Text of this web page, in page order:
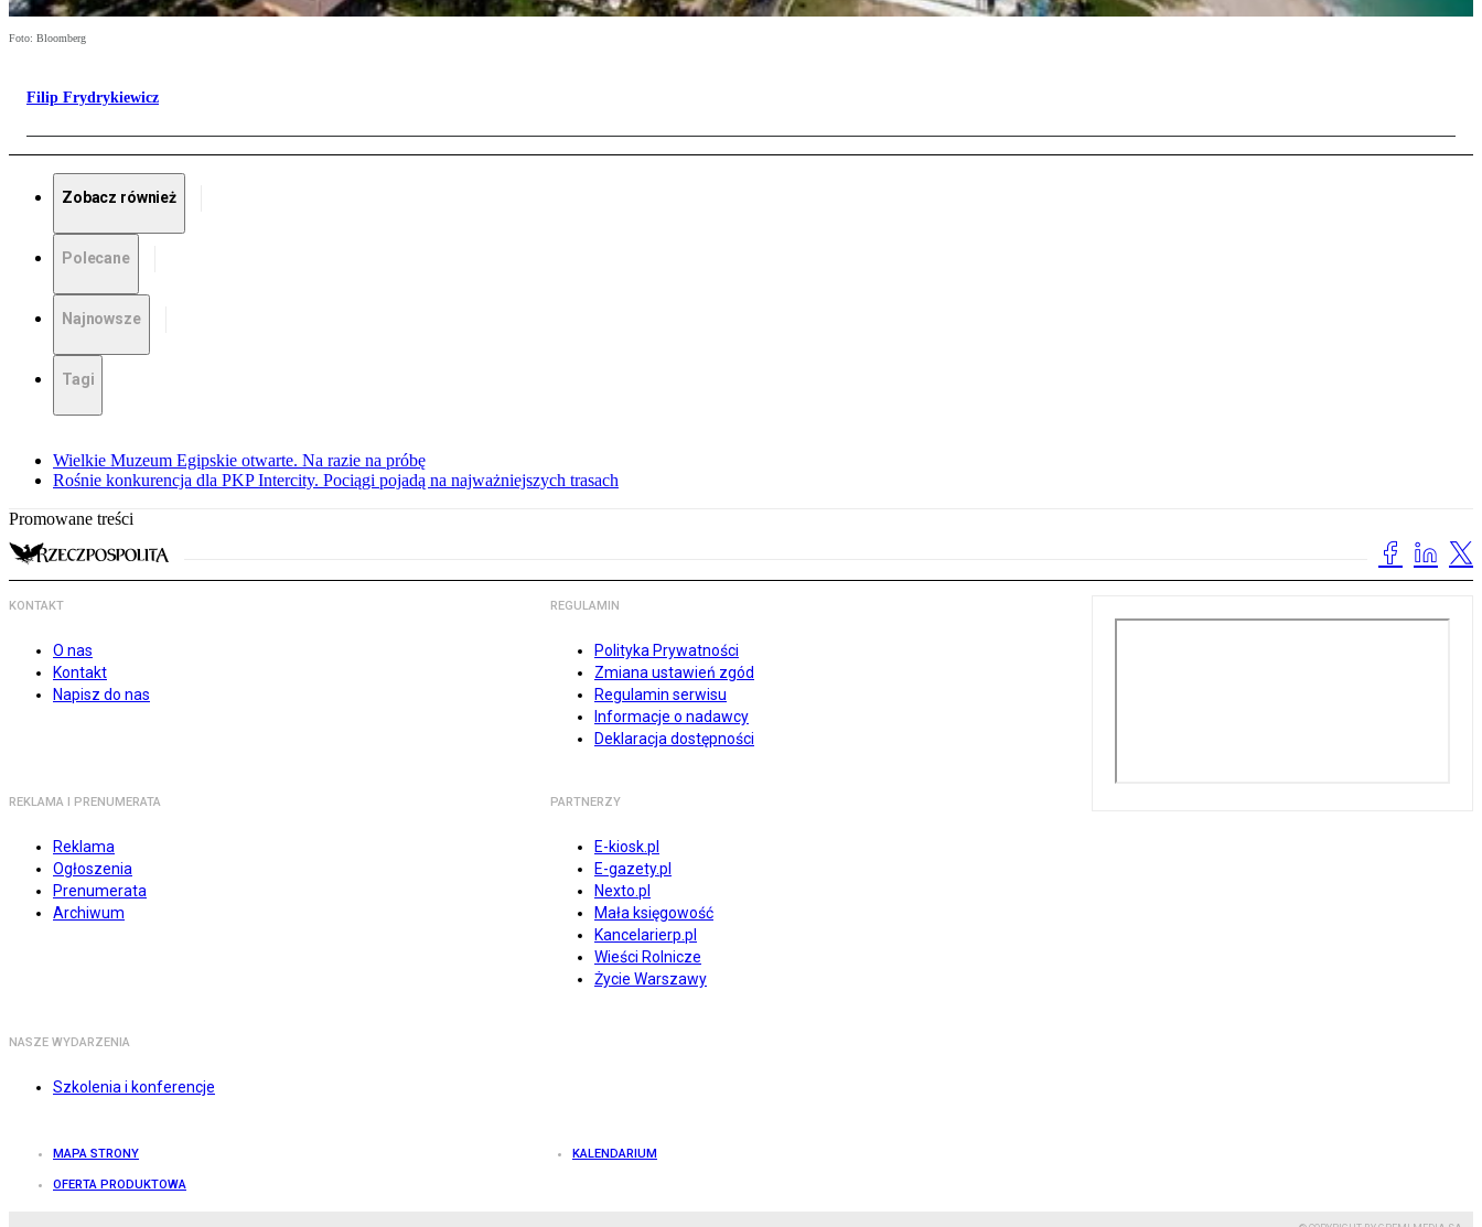
Foto: Bloomberg
Filip Frydrykiewicz
Zobacz również
Polecane
Najnowsze
Tagi
Wielkie Muzeum Egipskie otwarte. Na razie na próbę
Rośnie konkurencja dla PKP Intercity. Pociągi pojadą na najważniejszych trasach
Promowane treści
KONTAKT
O nas
Kontakt
Napisz do nas
REGULAMIN
Polityka Prywatności
Zmiana ustawień zgód
Regulamin serwisu
Informacje o nadawcy
Deklaracja dostępności
REKLAMA I PRENUMERATA
Reklama
Ogłoszenia
Prenumerata
Archiwum
PARTNERZY
E-kiosk.pl
E-gazety.pl
Nexto.pl
Mała księgowość
Kancelarierp.pl
Wieści Rolnicze
Życie Warszawy
NASZE WYDARZENIA
Szkolenia i konferencje
MAPA STRONY KALENDARIUM
OFERTA PRODUKTOWA